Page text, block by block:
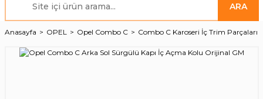
ARA
Anasayfa OPEL Opel Combo C Combo C Karoseri İç Trim Parçaları